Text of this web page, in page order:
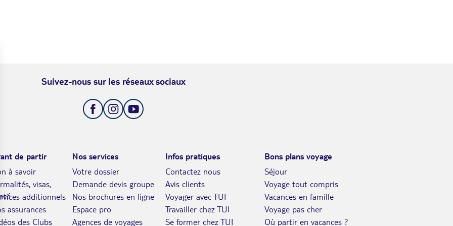
Suivez-nous sur les réseaux sociaux
de partir
à savoir
visas,
additionnels
assurances
des Clubs
Nos services
Votre dossier
Demande devis groupe
Nos brochures en ligne
Espace pro
Agences de voyages
Infos pratiques
Contactez nous
Avis clients
Voyager avec TUI
Travailler chez TUI
Se former chez TUI
Bons plans voyage
Séjour
Voyage tout compris
Vacances en famille
Voyage pas cher
Où partir en vacances ?